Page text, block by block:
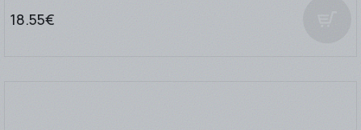
18.55€